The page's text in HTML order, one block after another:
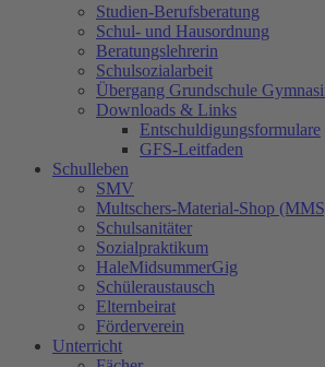
Studien-Berufsberatung
Schul- und Hausordnung
Beratungslehrerin
Schulsozialarbeit
Übergang Grundschule
Downloads & Links
Entschuldigungsformulare
GFS-Leitfaden
Schulleben
SMV
Multschers-Material-Shop
Schulsanitäter
Sozialpraktikum
HaleMidsummerGig
Schüleraustausch
Elternbeirat
Förderverein
Unterricht